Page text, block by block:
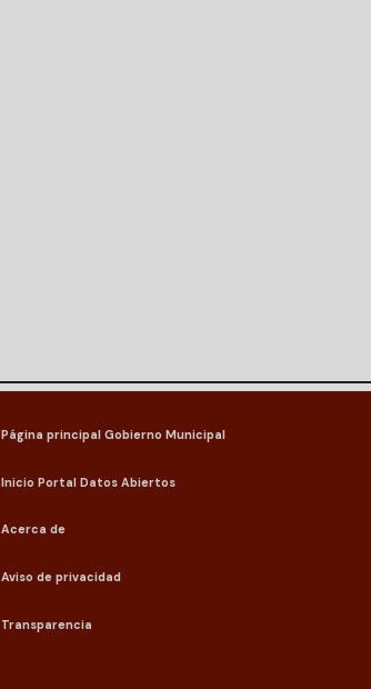
Página principal Gobierno Municipal
Inicio PortalDatos Abiertos
Acerca de
Aviso de privacidad
Transparencia